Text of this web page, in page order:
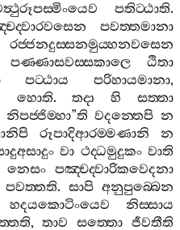
පතිට‍්ඨාති.
පවත‍්තමානා
රජ‍්ජනදුස‍්සනමුය‍්හනවසෙන
පණ‍්ණාසවස‍්සකාලෙ
ඨිතා
පට‍්ඨාය පරිහායමානා,
හොති.තදා හි
සත‍්තා
නිපජ‍්ජිම‍්හා”ති වදන‍්තෙපි න
රූපාදිආරම‍්මණානි
න
වා ථද‍්ධමුදුකං වාති
නෙසං
පඤ‍්චද‍්වාරිකවෙදනා
පවත‍්තති.සාපි අනුපුබ‍්බෙන
හදයකොටිංයෙව
නිස‍්සාය
,තාව සත‍්තො ජීවතීති